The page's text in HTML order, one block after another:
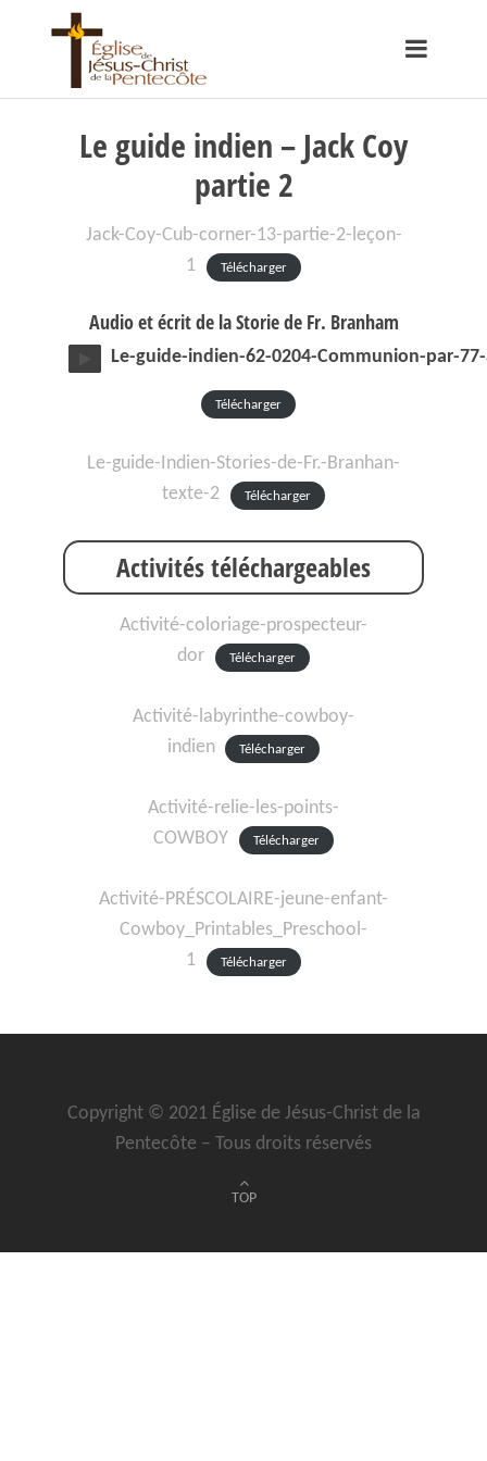
Le guide indien – Jack Coy
partie 2
Jack-Coy-Cub-corner-13-partie-2-leçon-
1
Télécharger
Audio et écrit de la Storie de Fr. Branham
Le-guide-indien-62-0204-Communion-par-
Télécharger
Le-guide-Indien-Stories-de-Fr.-Branhan-
texte-2
Télécharger
Activités téléchargeables
Activité-coloriage-prospecteur-
dor
Télécharger
Activité-labyrinthe-cowboy-
indien
Télécharger
Activité-relie-les-points-
COWBOY
Télécharger
Activité-PRÉSCOLAIRE-jeune-enfant-
Cowboy_Printables_Preschool-
1
Télécharger
TOP
Copyright © 2021 Église de Jésus-Christ de la
Pentecôte – Tous droits réservés